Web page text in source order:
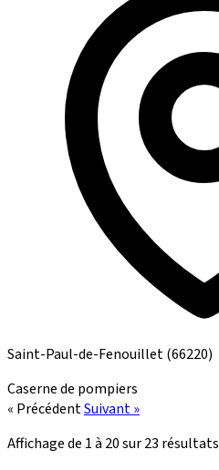
Saint-Paul-de-Fenouillet(66220)
Caserne de pompiers
« PrécédentSuivant »
Affichage de 1à 20sur23 résultats